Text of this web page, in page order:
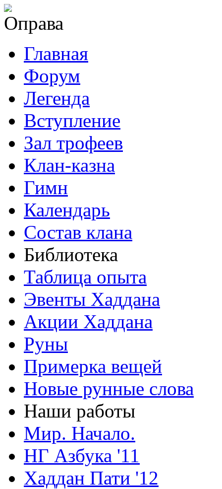
Главная
Форум
Легенда
Вступление
Зал трофеев
Клан-казна
Гимн
Календарь
Состав клана
Библиотека
Таблица опыта
Эвенты Хаддана
Акции Хаддана
Руны
Примерка вещей
Новые рунные слова
Наши работы
Мир. Начало.
НГ Азбука '11
Хаддан Пати '12